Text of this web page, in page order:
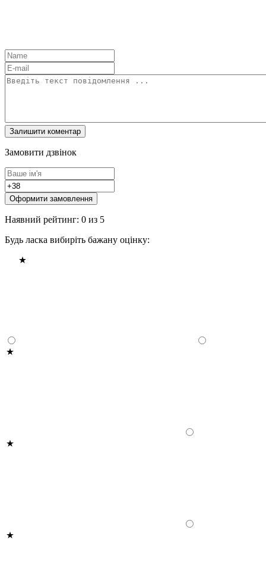
Замовити дзвінок
Оформити замовлення
Наявний рейтинг: 0 из 5
Будь ласка вибиріть бажану оцінку: